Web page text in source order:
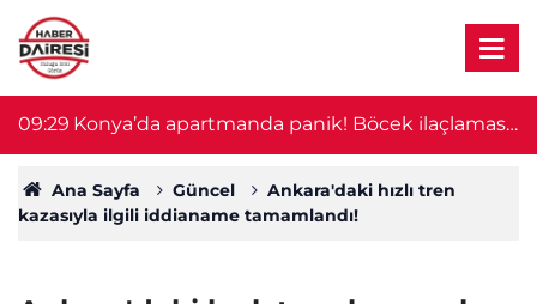
09:29 Konya’da apartmanda panik! Böcek ilaçlaması
sonrası ekipler alarma geçti
Ana Sayfa Güncel
Ankara'daki hızlı tren
kazasıyla ilgili iddianame tamamlandı!